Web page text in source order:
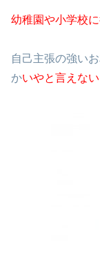
幼稚園や小学校
自己主張の強い
かいやと言えない